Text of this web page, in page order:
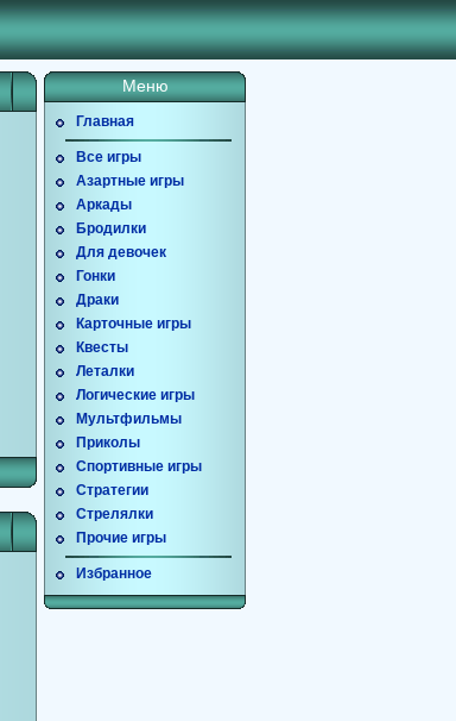
Меню
Главная
Все игры
Азартные игры
Аркады
Бродилки
Для девочек
Гонки
Драки
Карточные игры
Квесты
Леталки
Логические игры
Мультфильмы
Приколы
Спортивные игры
Стратегии
Стрелялки
Прочие игры
Избранное